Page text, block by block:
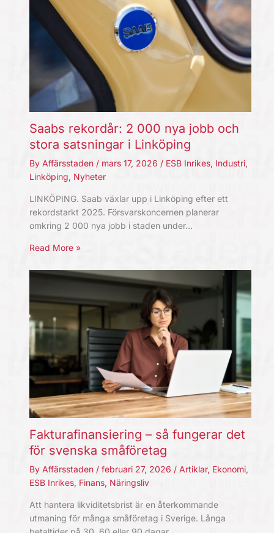
Saabs rekordår: 2 000 nya jobb och
stora satsningar i Linköping
By Affärsstaden / mars 17, 2026 / ESB Inrikes, Industri,
Linköping, Nyheter
LINKÖPING. Saab växlar upp i Linköping efter ett
rekordstarkt 2025. Försvarskoncernen planerar
omkring 2 000 nya jobb i staden under…
Read More »
Fakturafinansiering – så fungerar det
för svenska småföretag
By Affärsstaden / februari 27, 2026 / Artiklar, Ekonomi,
ESB Inrikes, Finans, Näringsliv
Att hantera likviditetsbrist är en återkommande
utmaning för många småföretag i Sverige. Långa